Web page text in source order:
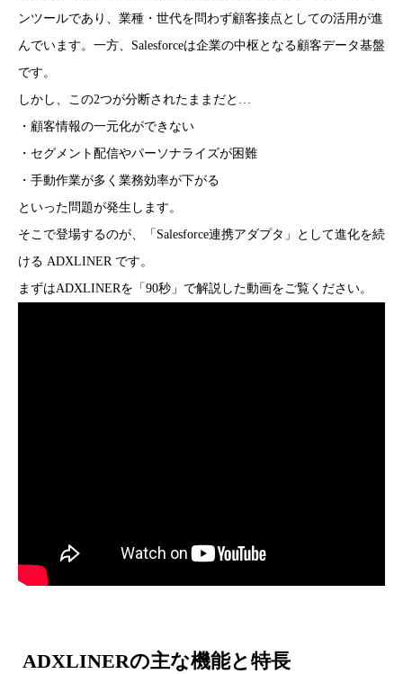
ンツールであり、業種・世代を問わず顧客接点としての活用が進
んでいます。一方、Salesforceは企業の中枢となる顧客データ基盤
です。
しかし、この2つが分断されたままだと…
・顧客情報の一元化ができない
・セグメント配信やパーソナライズが困難
・手動作業が多く業務効率が下がる
といった問題が発生します。
そこで登場するのが、「Salesforce連携アダプタ」として進化を続
ける ADXLINER です。
まずはADXLINERを「90秒」で解説した動画をご覧ください。
ADXLINERの主な機能と特長